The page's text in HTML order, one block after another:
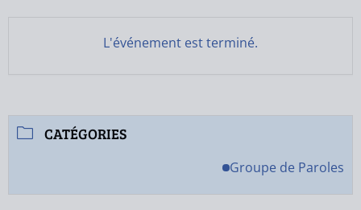
CATÉGORIES
Groupe de Paroles
L'événement est terminé.